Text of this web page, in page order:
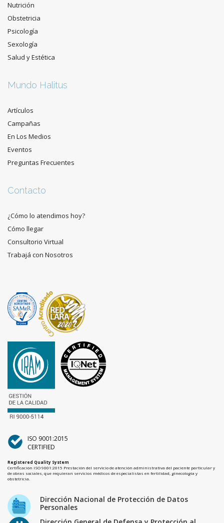
Nutrición
Obstetricia
Psicología
Sexología
Salud y Estética
Mundo Halitus
Artículos
Campañas
En Los Medios
Eventos
Preguntas Frecuentes
Contacto
¿Cómo lo atendimos hoy?
Cómo llegar
Consultorio Virtual
Trabajá con Nosotros
ISO 9001:2015
CERTIFIED
Registered Quality System
Certificación ISO 9001:2015 Prestación del servicio de atención administrativa del paciente particular y
de obras sociales, que requieran servicios médicos de especialistas en fertilidad, ginecología y
obstetricia.
Dirección Nacional de Protección de Datos
Personales